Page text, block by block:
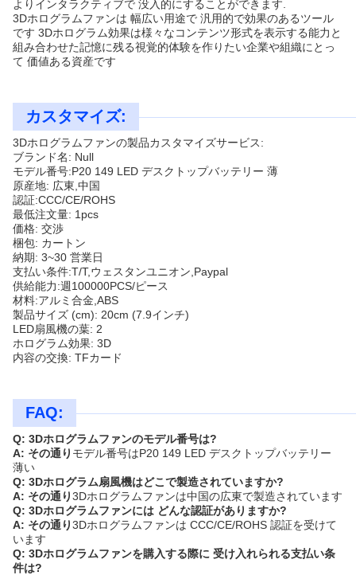
よりインタラクティブで 没入的にすることができます.
3Dホログラムファンは 幅広い用途で 汎用的で効果のあるツール
です 3Dホログラム効果は様々なコンテンツ形式を表示する能力と
組み合わせた記憶に残る視覚的体験を作りたい企業や組織にとっ
て 価値ある資産です
カスタマイズ:
3Dホログラムファンの製品カスタマイズサービス:
ブランド名: Null
モデル番号:P20 149 LED デスクトップバッテリー 薄
原産地: 広東,中国
認証:CCC/CE/ROHS
最低注文量: 1pcs
価格: 交渉
梱包: カートン
納期: 3~30 営業日
支払い条件:T/T,ウェスタンユニオン,Paypal
供給能力:週100000PCS/ピース
材料:アルミ合金,ABS
製品サイズ (cm): 20cm (7.9インチ)
LED扇風機の葉: 2
ホログラム効果: 3D
内容の交換: TFカード
FAQ:
Q: 3Dホログラムファンのモデル番号は?
A: その通り モデル番号はP20 149 LED デスクトップバッテリー
薄い
Q: 3Dホログラム扇風機はどこで製造されていますか?
A: その通り3Dホログラムファンは中国の広東で製造されています
Q: 3Dホログラムファンには どんな認証がありますか?
A: その通り3Dホログラムファンは CCC/CE/ROHS 認証を受けて
います
Q: 3Dホログラムファンを購入する際に 受け入れられる支払い条
件は?